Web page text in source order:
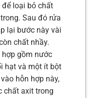
loại bỏ chất
Sau đó rửa
lại bước này vài
chất nhầy.
hợp gồm nước
hạt và một ít bột
hỗn hợp này,
chất axit trong